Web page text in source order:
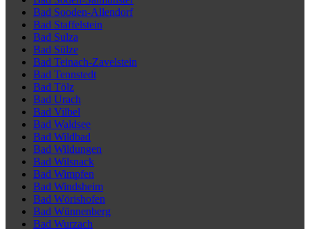
Bad Sooden-Allendorf
Bad Staffelstein
Bad Sulza
Bad Sülze
Bad Teinach-Zavelstein
Bad Tennstedt
Bad Tölz
Bad Urach
Bad Vilbel
Bad Waldsee
Bad Wildbad
Bad Wildungen
Bad Wilsnack
Bad Wimpfen
Bad Windsheim
Bad Wörishofen
Bad Wünnenberg
Bad Wurzach